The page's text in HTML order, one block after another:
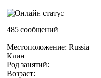
485 сообщений
Местоположение: Russia
Клин
Род занятий:
Возраст: